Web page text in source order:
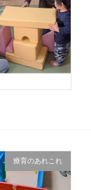
療育のあれこれ